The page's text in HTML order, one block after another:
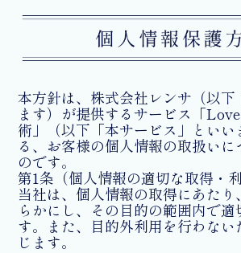
本方針は、株式会社レンサ（以下
ます）が提供するサービス「
術」（以下「本サービス」といい
る、お客様の個人情報の取扱いに
のです。
第1条（個人情報の適切な取得・利
当社は、個人情報の取得にあた
らかにし、その目的の範囲内で適
す。また、目的外利用を行わない
じます。